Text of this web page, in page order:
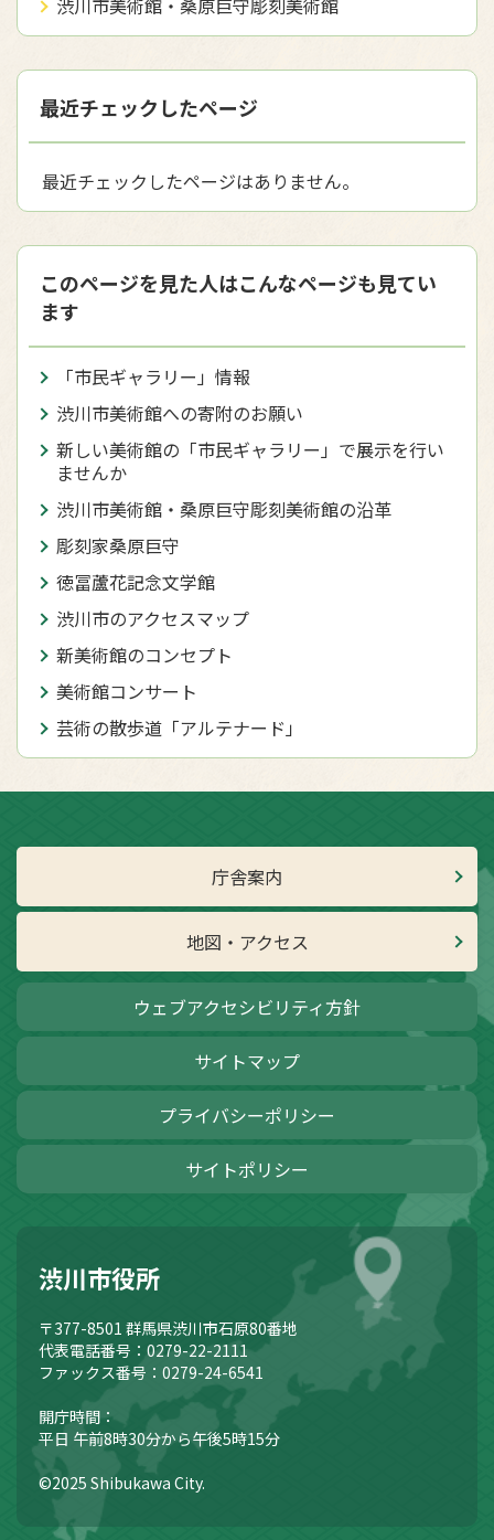
最近チェックしたページ
最近チェックしたページはありません。
このページを見た人はこんなページも見てい
ます
「市民ギャラリー」情報
渋川市美術館への寄附のお願い
新しい美術館の「市民ギャラリー」で展示を行い
ませんか
渋川市美術館・桑原巨守彫刻美術館の沿革
彫刻家桑原巨守
徳冨蘆花記念文学館
渋川市のアクセスマップ
新美術館のコンセプト
美術館コンサート
芸術の散歩道「アルテナード」
庁舎案内
地図・アクセス
ウェブアクセシビリティ方針
サイトマップ
プライバシーポリシー
サイトポリシー
渋川市役所
〒377-8501 群馬県渋川市石原80番地
代表電話番号：0279-22-2111
ファックス番号：0279-24-6541
開庁時間：
平日 午前8時30分から午後5時15分
©2025 Shibukawa City.